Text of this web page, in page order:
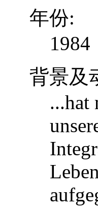
年份:
1984
背景及
...hat